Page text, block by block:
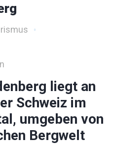
liegt an
Schweiz im
umgeben von
Bergwelt